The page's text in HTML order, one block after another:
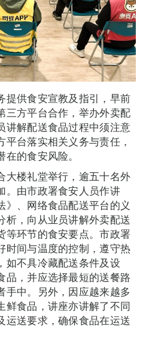
提供食安宣教及指引，早前
三方平台合作，举办外卖配
讲解配送食品过程中须注意
台落实相关义务与责任，
的食安风险。
大楼礼堂举行，逾五十名外
。由市政署食安人员作讲
》、网络食品配送平台的义
析，向从业员讲解外卖配送
等环节的食安要点。市政署
时间与温度的控制，遵守热
如不具冷藏配送条件及设
品，并应选择最短的送餐路
手中。另外，因应越来越多
鲜食品，讲座亦讲解了不同
运送要求，确保食品在运送